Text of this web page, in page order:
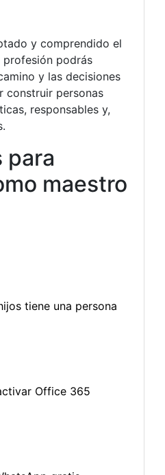
y comprendido el
podrás
y las decisiones
construir personas
responsables y,
para
maestro